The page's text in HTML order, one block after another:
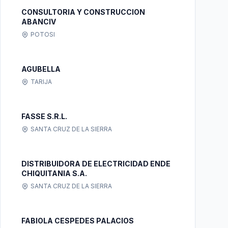
CONSULTORIA Y CONSTRUCCION
ABANCIV
POTOSI
AGUBELLA
TARIJA
FASSE S.R.L.
SANTA CRUZ DE LA SIERRA
DISTRIBUIDORA DE ELECTRICIDAD ENDE
CHIQUITANIA S.A.
SANTA CRUZ DE LA SIERRA
FABIOLA CESPEDES PALACIOS